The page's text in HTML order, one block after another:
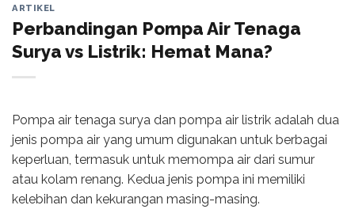
ARTIKEL
Perbandingan Pompa Air Tenaga
Surya vs Listrik: Hemat Mana?
Pompa air tenaga surya dan pompa air listrik adalah dua
jenis pompa air yang umum digunakan untuk berbagai
keperluan, termasuk untuk memompa air dari sumur
atau kolam renang. Kedua jenis pompa ini memiliki
kelebihan dan kekurangan masing-masing.